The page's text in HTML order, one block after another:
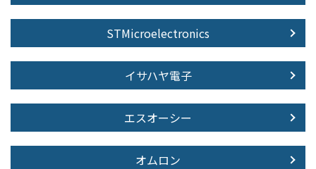
STMicroelectronics
イサハヤ電子
エスオーシー
オムロン